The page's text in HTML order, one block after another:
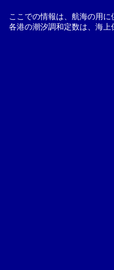
ここでの情報は、航海の用
各港の潮汐調和定数は、海